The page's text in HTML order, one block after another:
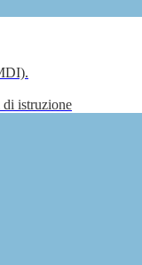
di istruzione